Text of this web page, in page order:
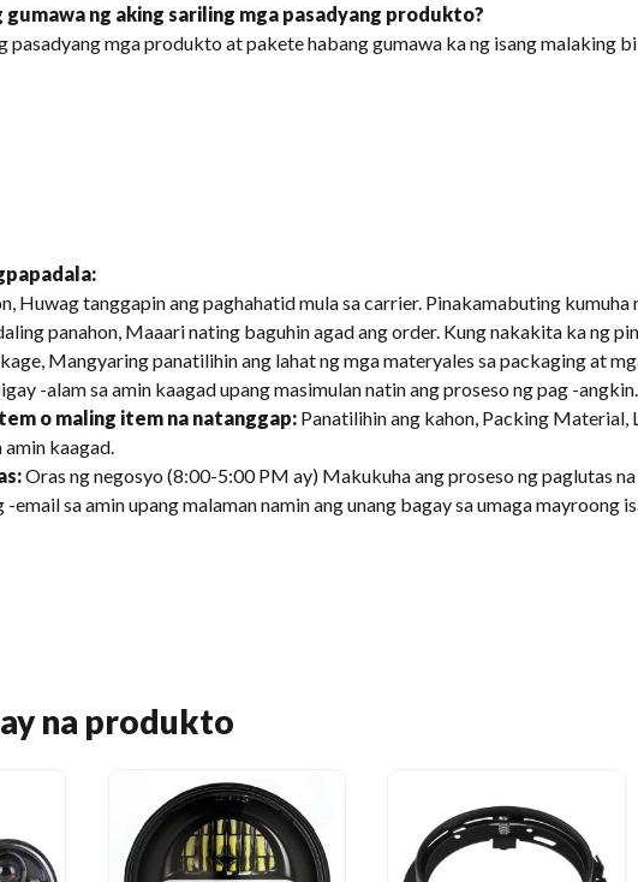
gumawa ng aking sariling mga pasadyang produkto?
pasadyang mga produkto at pakete habang gumawa ka ng isang malaking
Huwag tanggapin ang paghahatid mula sa carrier. Pinakamabuting kumuha
panahon, Maaari nating baguhin agad ang order. Kung nakakita ka ng
Mangyaring panatilihin ang lahat ng mga materyales sa packaging at
-alam sa amin kaagad upang masimulan natin ang proseso ng pag -angkin.
o maling item na natanggap: Panatilihin ang kahon, Packing Material,
kaagad.
Oras ng negosyo (8:00-5:00 PM ay) Makukuha ang proseso ng paglutas
email sa amin upang malaman namin ang unang bagay sa umaga mayroong
na produkto